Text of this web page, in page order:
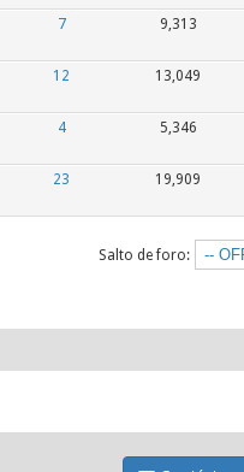
7 9,313
12 13,049
4 5,346
23 19,909
Salto de foro: